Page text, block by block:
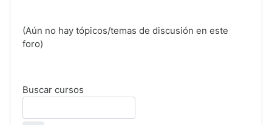
(Aún no hay tópicos/temas de discusión en este
foro)
Buscar cursos